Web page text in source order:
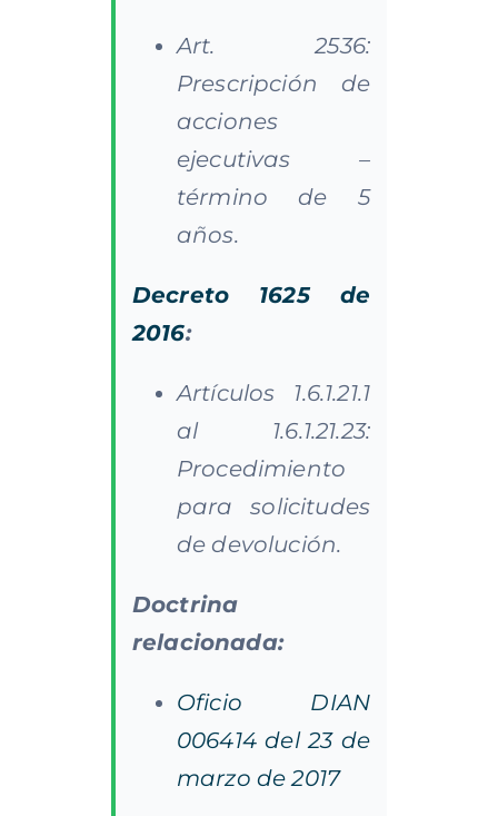
Art. 2536:
Prescripción de
acciones
ejecutivas –
término de 5
años.
Decreto 1625 de
2016:
Artículos 1.6.1.21.1
al 1.6.1.21.23:
Procedimiento
para solicitudes
de devolución.
Doctrina
relacionada:
Oficio DIAN
006414 del 23 de
marzo de 2017